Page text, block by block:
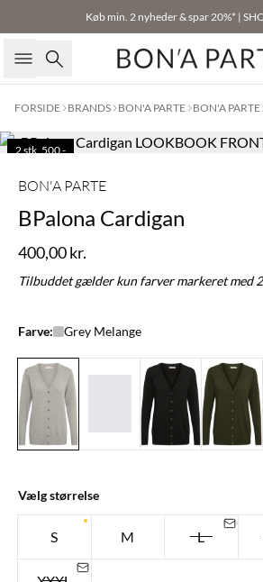
Køb min. 2 nyheder & spar 20%* |
Søg
FORSIDE BRANDS BON'A PARTE BON'A PARTE
2 stk. 500,-
BON'A PARTE
BPalona Cardigan
400,00 kr.
Tilbuddet gælder kun farver markeret med
Farve: Grey Melange
Vælg størrelse
S M L